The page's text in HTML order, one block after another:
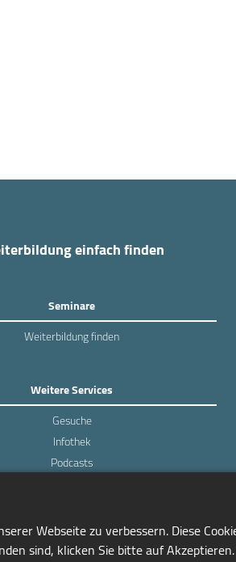
einfach finden
Seminare
Weiterbildung finden
Weitere Services
Gesuche
Infothek
Podcasts
Webseite zu verbessern. Diese
sind, klicken Sie bitte auf